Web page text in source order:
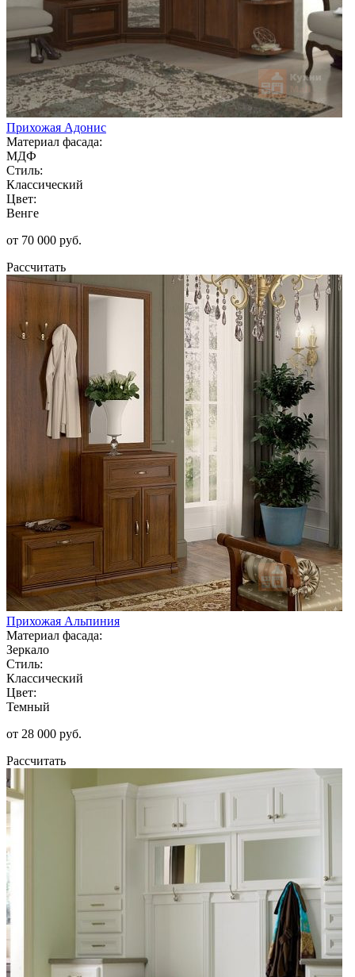
Прихожая Адонис
Материал фасада:
МДФ
Стиль:
Классический
Цвет:
Венге
от 70 000 руб.
Рассчитать
Прихожая Альпиния
Материал фасада:
Зеркало
Стиль:
Классический
Цвет:
Темный
от 28 000 руб.
Рассчитать